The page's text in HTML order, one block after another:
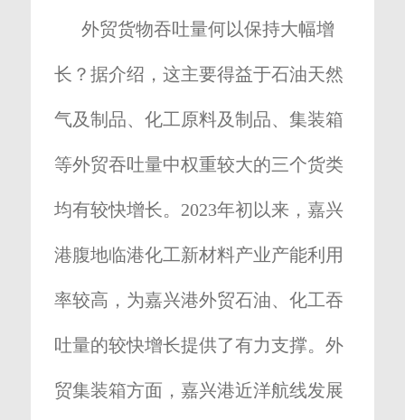
外贸货物吞吐量何以保持大幅增
长？据介绍，这主要得益于石油天然
气及制品、化工原料及制品、集装箱
等外贸吞吐量中权重较大的三个货类
均有较快增长。2023年初以来，嘉兴
港腹地临港化工新材料产业产能利用
率较高，为嘉兴港外贸石油、化工吞
吐量的较快增长提供了有力支撑。外
贸集装箱方面，嘉兴港近洋航线发展